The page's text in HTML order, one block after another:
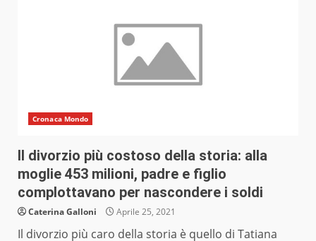
Cronaca Mondo
Il divorzio più costoso della storia: alla
moglie 453 milioni, padre e figlio
complottavano per nascondere i soldi
Caterina Galloni Aprile 25, 2021
Il divorzio più caro della storia è quello di Tatiana